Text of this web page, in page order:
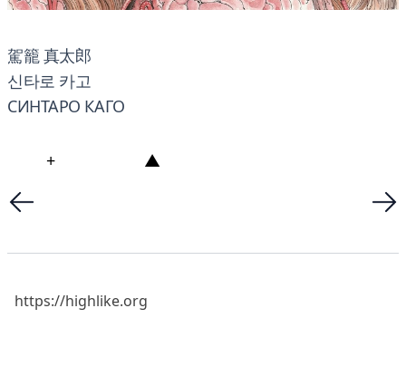
駕籠 真太郎
신타로 카고
СИНТАРО КАГО
+ ▲
https://highlike.org